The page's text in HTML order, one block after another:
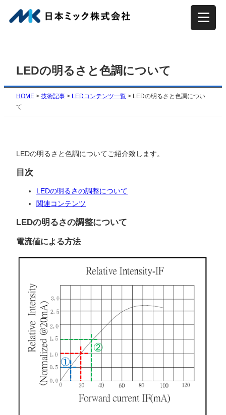
容
プ
LEDの明るさと色調について
HOME > 技術記事 > LEDコンテンツ一覧 > LEDの明るさと色調につい
て
LEDの明るさと色調についてご紹介致します。
目次
LEDの明るさの調整について
関連コンテンツ
LEDの明るさの調整について
電流値による方法